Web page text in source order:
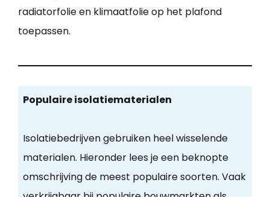
radiatorfolie en klimaatfolie op het plafond
toepassen.
Populaire isolatiematerialen
Isolatiebedrijven gebruiken heel wisselende
materialen. Hieronder lees je een beknopte
omschrijving de meest populaire soorten. Vaak